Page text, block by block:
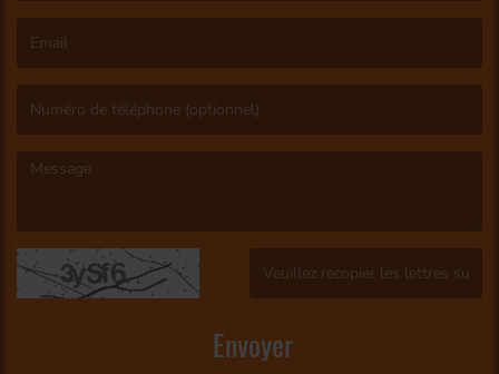
Envoyer